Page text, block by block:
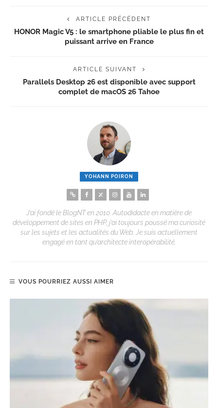
ARTICLE PRÉCÉDENT
HONOR Magic V5 : le smartphone pliable le plus fin et
puissant arrive en France
ARTICLE SUIVANT
Parallels Desktop 26 est disponible avec support
complet de macOS 26 Tahoe
YOHANN POIRON
J’ai fondé le BlogNT en 2010. Autodidacte en matière de
développement de sites en PHP, j’ai toujours poussé ma curiosité
sur les sujets et les actualités du Web. Je suis actuellement
engagé en tant qu’architecte interopérabilité.
VOUS POURRIEZ AUSSI AIMER